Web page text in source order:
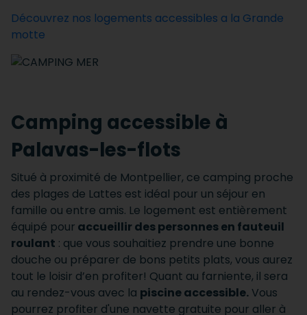
Découvrez nos logements accessibles a la Grande
motte
Camping accessible à
Palavas-les-flots
Situé à proximité de Montpellier, ce camping proche
des plages de Lattes est idéal pour un séjour en
famille ou entre amis. Le logement est entièrement
équipé pour accueillir des personnes en fauteuil
roulant : que vous souhaitiez prendre une bonne
douche ou préparer de bons petits plats, vous aurez
tout le loisir d’en profiter! Quant au farniente, il sera
au rendez-vous avec la piscine accessible. Vous
pourrez profiter d'une navette gratuite pour aller à